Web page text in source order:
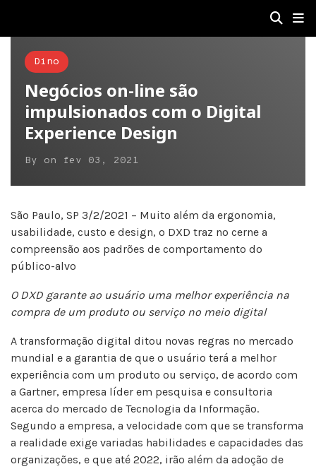
Dino
Negócios on-line são
impulsionados com o Digital
Experience Design
By on fev 03, 2021
São Paulo, SP 3/2/2021 – Muito além da ergonomia,
usabilidade, custo e design, o DXD traz no cerne a
compreensão aos padrões de comportamento do
público-alvo
O DXD garante ao usuário uma melhor experiência na
compra de um produto ou serviço no meio digital
A transformação digital ditou novas regras no mercado
mundial e a garantia de que o usuário terá a melhor
experiência com um produto ou serviço, de acordo com
a Gartner, empresa líder em pesquisa e consultoria
acerca do mercado de Tecnologia da Informação.
Segundo a empresa, a velocidade com que se transforma
a realidade exige variadas habilidades e capacidades das
organizações, e que até 2022, irão além da adoção de